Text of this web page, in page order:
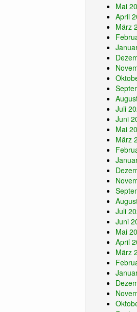
Mai
April
März
Juli
Juni
Mai
März
Juli
Juni
Mai
April
März